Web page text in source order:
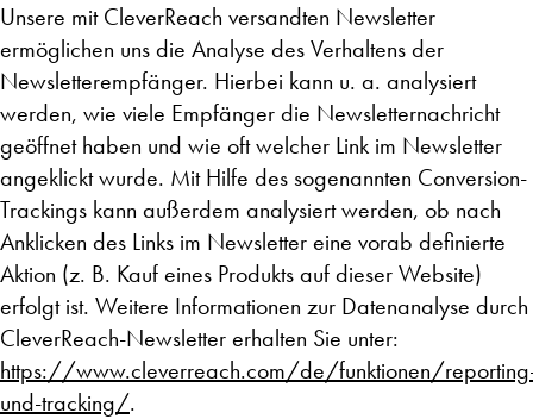
Unsere mit CleverReach versandten Newsletter
ermöglichen uns die Analyse des Verhaltens der
Newsletterempfänger. Hierbei kann u. a. analysiert
werden, wie viele Empfänger die Newsletternachricht
geöffnet haben und wie oft welcher Link im Newsletter
angeklickt wurde. Mit Hilfe des sogenannten Conversion-
Trackings kann außerdem analysiert werden, ob nach
Anklicken des Links im Newsletter eine vorab definierte
Aktion (z. B. Kauf eines Produkts auf dieser Website)
erfolgt ist. Weitere Informationen zur Datenanalyse durch
CleverReach-Newsletter erhalten Sie unter:
https://www.cleverreach.com/de/funktionen/
und-tracking/.